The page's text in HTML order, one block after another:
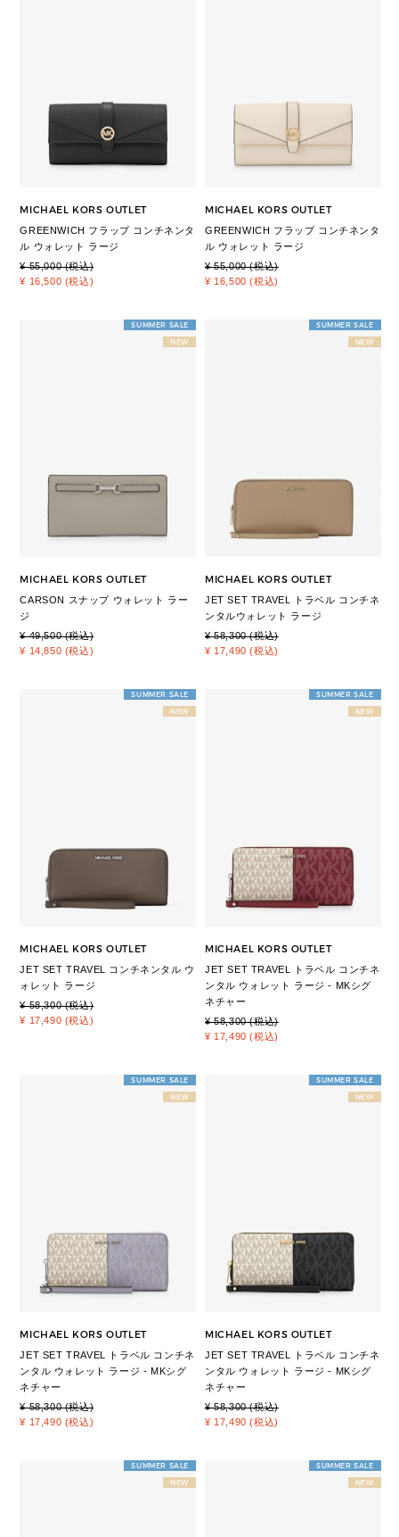
MICHAEL KORS OUTLET
GREENWICH フラップ コンチネンタ
ル ウォレット ラージ
¥ 55,000 (税込)
¥ 16,500 (税込)
MICHAEL KORS OUTLET
GREENWICH フラップ コンチネンタ
ル ウォレット ラージ
¥ 55,000 (税込)
¥ 16,500 (税込)
SUMMER SALE
NEW
MICHAEL KORS OUTLET
CARSON スナップ ウォレット ラー
ジ
¥ 49,500 (税込)
¥ 14,850 (税込)
SUMMER SALE
NEW
MICHAEL KORS OUTLET
JET SET TRAVEL トラベル コンチネ
ンタルウォレット ラージ
¥ 58,300 (税込)
¥ 17,490 (税込)
SUMMER SALE
NEW
MICHAEL KORS OUTLET
JET SET TRAVEL コンチネンタル ウ
ォレット ラージ
¥ 58,300 (税込)
¥ 17,490 (税込)
SUMMER SALE
NEW
MICHAEL KORS OUTLET
JET SET TRAVEL トラベル コンチネ
ンタル ウォレット ラージ - MKシグ
ネチャー
¥ 58,300 (税込)
¥ 17,490 (税込)
SUMMER SALE
NEW
MICHAEL KORS OUTLET
JET SET TRAVEL トラベル コンチネ
ンタル ウォレット ラージ - MKシグ
ネチャー
¥ 58,300 (税込)
¥ 17,490 (税込)
SUMMER SALE
NEW
MICHAEL KORS OUTLET
JET SET TRAVEL トラベル コンチネ
ンタル ウォレット ラージ - MKシグ
ネチャー
¥ 58,300 (税込)
¥ 17,490 (税込)
SUMMER SALE
NEW
SUMMER SALE
NEW